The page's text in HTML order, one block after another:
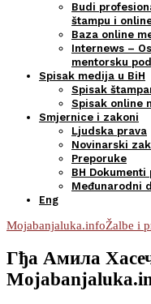
Budi
štampu i
Baza online
Internews –
mentorsku
Spisak medija u BiH
Spisak
Spisak online
Smjernice i zakoni
Ljudska prava
Novinarski
Preporuke
BH
Međunarodni
Eng
Mojabanjaluka.infoŽalbe i
Гђа Амила